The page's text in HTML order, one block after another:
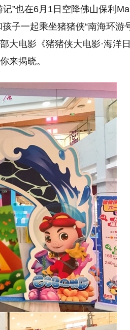
”也在6月1日空降佛山保利
子一起乘坐猪猪侠“南海环游
电影《猪猪侠大电影·海洋日
来揭晓。